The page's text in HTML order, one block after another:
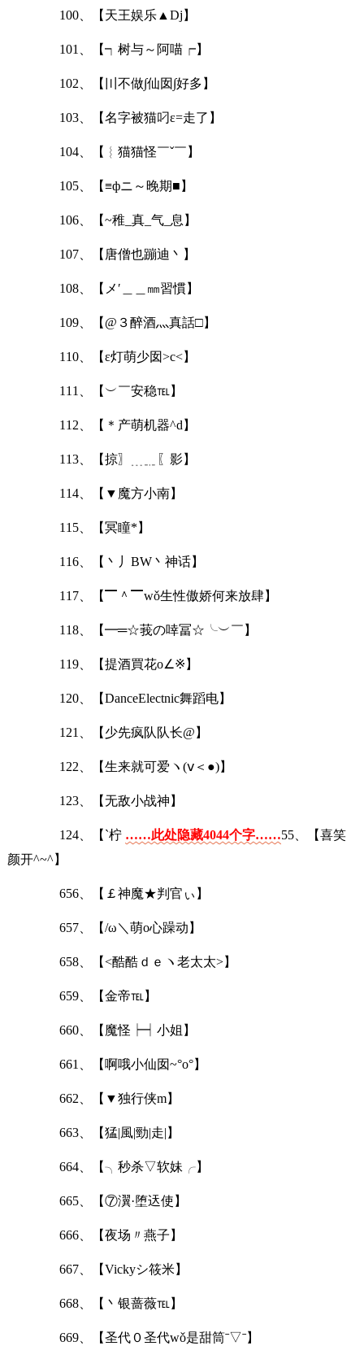
100、【天王娱乐▲Dj】
101、【┑树与～阿喵┍】
102、【〣不做∫仙囡∫好多】
103、【名字被猫叼ε=走了】
104、【︴猫猫怪￣ˇ￣】
105、【≡фニ～晚期■】
106、【~稚_真_气_息】
107、【唐僧也蹦迪丶】
108、【メ′＿＿㎜習慣】
109、【@３醉酒灬真話□】
110、【ε灯萌少囡>c<】
111、【︶￣安稳℡】
112、【＊产萌机器^d】
113、【掠〗﹍﹎〖影】
114、【▼魔方小南】
115、【冥瞳*】
116、【丶丿BW丶神话】
117、【▔＾▔wǒ生性傲娇何来放肆】
118、【━═☆莪の啈冨☆╰︶￣】
119、【提酒買花o∠※】
120、【DanceElectnic舞蹈电】
121、【少先疯队队长@】
122、【生来就可爱ヽ(ⅴ＜●)】
123、【无敌小战神】
124、【`柠 ……此处隐藏4044个字……55、【喜笑
颜开^~^】
656、【￡神魔★判官ぃ】
657、【/ω＼萌o心躁动】
658、【<酷酷ｄｅヽ老太太>】
659、【金帝℡】
660、【魔怪┝┥小姐】
661、【啊哦小仙囡~°ο°】
662、【▼独行侠m】
663、【猛|風|勁|走|】
664、【╮秒杀▽软妹╭】
665、【⑦瀷·堕迗使】
666、【夜场〃燕子】
667、【Vickyシ筱米】
668、【丶银蔷薇℡】
669、【圣代０圣代wǒ是甜筒ˉ▽ˉ】